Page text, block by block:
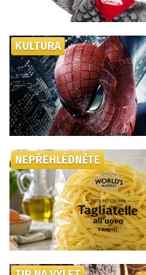
KULTURA
NEPŘEHLÉDNĚTE